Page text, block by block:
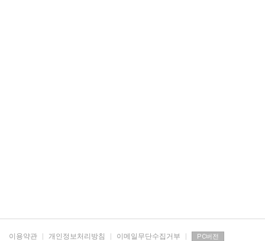
이용약관 개인정보처리방침 이메일무단수집거부 PC버전